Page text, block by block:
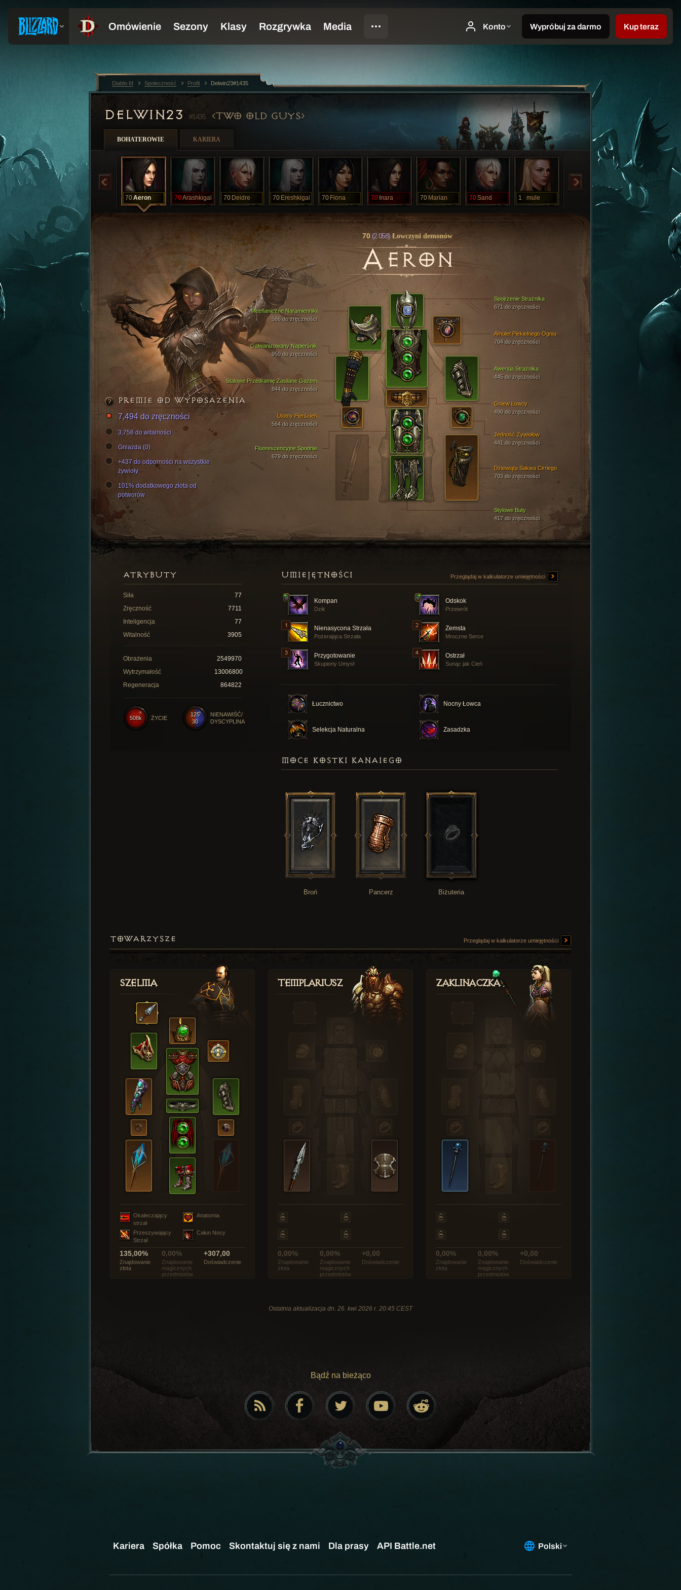
DELWIN23 #1435 TWO OLD GUYS
BOHATEROWIE KARIERA
70Aeron 70Arashkigal 70 Deidre 70 Ereshkigal 70 Fiona 70 Inara 70 Marian 70Sand 1 mule
70 (2 058)Łowczyni demonów
AERON
Spojrzenie Strażnika
671 do zręczności
Galwanizowany Napierśnik
950 do zręczności
Stylowe Buty
417 do zręczności
Stalowe Przedramię Zasilane Gazem
844 do zręczności
Mechaniczne Naramienniki
586 do zręczności
Fluorescencyjne Spodnie
679 do zręczności
Awersja Strażnika
445 do zręczności
Dziewiąta Sakwa Cirriego
703 do zręczności
Gniew Łowcy
490 do zręczności
Jedność Żywiołów
441 do zręczności
Ulotny Pierścień
564 do zręczności
Amulet Piekielnego Ognia
704 do zręczności
PREMIE OD WYPOSAŻENIA
7,494 do zręczności
3,758 do witalności
Gniazda (0)
+437 do odporności na wszystkie
żywioły
101% dodatkowego złota od
potworów
UMIEJĘTNOŚCI Przeglądaj w kalkulatorze umiejętności
Kompan
Dzik
Odskok
Przewrót
Nienasycona Strzała
Pożerająca Strzała
Zemsta
Mroczne Serce
Przygotowanie
Skupiony Umysł
Ostrzał
Sunąc jak Cień
Łucznictwo Nocny Łowca
Selekcja Naturalna Zasadzka
ATRYBUTY
Siła
77
Zręczność
7711
Inteligencja
77
Witalność
3905
Obrażenia
2549970
Wytrzymałość
13006800
Regeneracja
864822
125
30
NIENAWIŚĆ/
DYSCYPLINA
508k ŻYCIE
MOCE KOSTKI KANAIEGO
Broń Pancerz Biżuteria
TOWARZYSZE Przeglądaj w kalkulatorze umiejętności
Szelma
Okaleczający
strzał
Anatomia
Przeszywający
Strzał
Całun Nocy
135,00%
Znajdowanie
złota
0,00%
Znajdowanie
magicznych
przedmiotów
+307,00
Doświadczenie
Templariusz
0,00%
Znajdowanie
złota
0,00%
Znajdowanie
magicznych
przedmiotów
+0,00
Doświadczenie
Zaklinaczka
0,00%
Znajdowanie
złota
0,00%
Znajdowanie
magicznych
przedmiotów
+0,00
Doświadczenie
Ostatnia aktualizacja dn. 26. kwi 2026 r. 20:45 CEST
Bądź na bieżąco
Diablo III Społeczność Profil Delwin23#1435